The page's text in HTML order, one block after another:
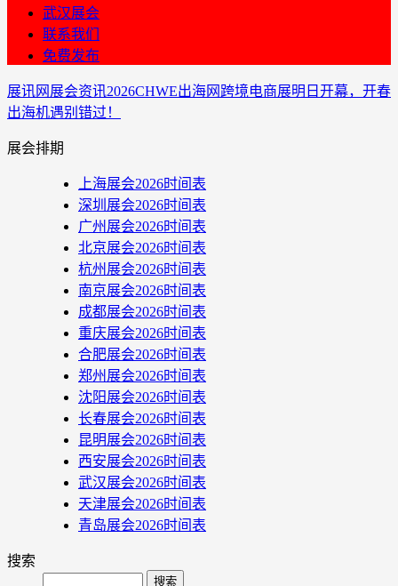
武汉展会
联系我们
免费发布
展讯网 展会资讯2026CHWE出海网跨境电商展明日开幕，开春
出海机遇别错过！
展会排期
上海展会2026时间表
深圳展会2026时间表
广州展会2026时间表
北京展会2026时间表
杭州展会2026时间表
南京展会2026时间表
成都展会2026时间表
重庆展会2026时间表
合肥展会2026时间表
郑州展会2026时间表
沈阳展会2026时间表
长春展会2026时间表
昆明展会2026时间表
西安展会2026时间表
武汉展会2026时间表
天津展会2026时间表
青岛展会2026时间表
搜索
Search